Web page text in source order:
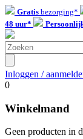
Gratis bezorging*
48 uur*
Inloggen /
0
Winkelmand
Geen producten in